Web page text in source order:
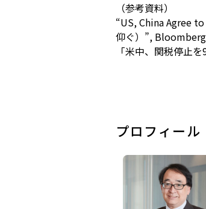
（参考資料）
“US, China Agree
仰ぐ）”,
「米中、関税停止
プロフィール